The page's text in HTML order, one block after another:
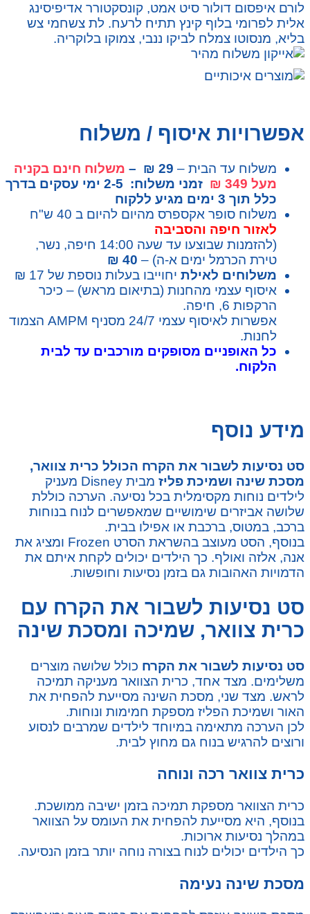
לורם איפסום דולור סיט אמט, קונסקטורר אדיפיסינג
אלית לפרומי בלוף קינץ תתיח לרעח. לת צשחמי צש
בליא, מנסוטו צמלח לביקו ננבי, צמוקו בלוקריה.
אפשרויות איסוף / משלוח
משלוח עד הבית – 29 ₪ –
משלוח חינם בקניה
מעל 349 ₪
זמני משלוח: 2-5 ימי עסקים בדרך
כלל תוך 3 ימים מגיע ללקוח
משלוח סופר אקספרס מהיום להיום ב 40 ש"ח
לאזור חיפה והסביבה
(להזמנות שבוצעו עד שעה 14:00 חיפה, נשר,
טירת הכרמל ימים א-ה) – 40 ₪
משלוחים לאילתיחוייבו בעלות נוספת של 17 ₪
איסוף עצמי מהחנות (בתיאום מראש) – כיכר
הרקפות 6, חיפה.
אפשרות לאיסוף עצמי 24/7 מסניף AMPM הצמוד
לחנות.
כל האופניים מסופקים מורכבים עד לבית
הלקוח.
מידע נוסף
סט נסיעות לשבור את הקרח הכולל כרית צוואר,
מסכת שינה ושמיכת פליז
מבית Disney מעניק
לילדים נוחות מקסימלית בכל נסיעה. הערכה כוללת
שלושה אביזרים שימושיים שמאפשרים לנוח בנוחות
ברכב, במטוס, ברכבת או אפילו בבית.
בנוסף, הסט מעוצב בהשראת הסרט Frozen ומציג את
אנה, אלזה ואולף. כך הילדים יכולים לקחת איתם את
הדמויות האהובות גם בזמן נסיעות וחופשות.
סט נסיעות לשבור את הקרח עם
כרית צוואר, שמיכה ומסכת שינה
סט נסיעות לשבור את הקרחכולל שלושה מוצרים
משלימים. מצד אחד, כרית הצוואר מעניקה תמיכה
לראש. מצד שני, מסכת השינה מסייעת להפחית את
האור ושמיכת הפליז מספקת חמימות ונוחות.
לכן הערכה מתאימה במיוחד לילדים שמרבים לנסוע
ורוצים להרגיש בנוח גם מחוץ לבית.
כרית צוואר רכה ונוחה
כרית הצוואר מספקת תמיכה בזמן ישיבה ממושכת.
בנוסף, היא מסייעת להפחית את העומס על הצוואר
במהלך נסיעות ארוכות.
כך הילדים יכולים לנוח בצורה נוחה יותר בזמן הנסיעה.
מסכת שינה נעימה